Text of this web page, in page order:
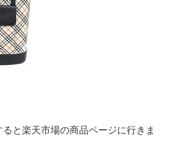
と楽天市場の商品ページに行きま